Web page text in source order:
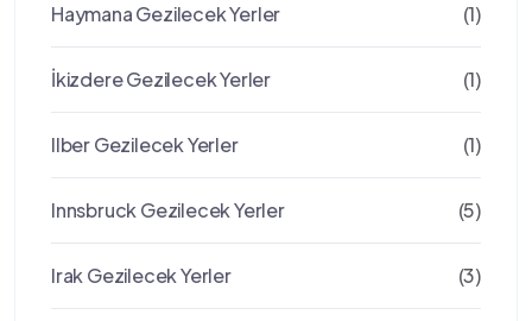
Haymana Gezilecek Yerler (1)
İkizdere Gezilecek Yerler (1)
Ilber Gezilecek Yerler (1)
Innsbruck Gezilecek Yerler (5)
Irak Gezilecek Yerler (3)